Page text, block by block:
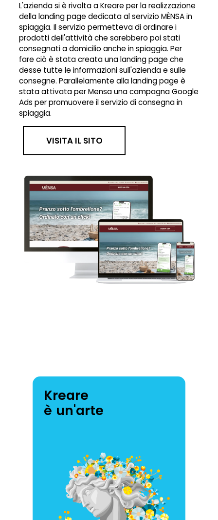
L'azienda si è rivolta a Kreare per la realizzazione
della landing page dedicata al servizio MÈNSA in
spiaggia. Il servizio permetteva di ordinare i
prodotti dell'attività che sarebbero poi stati
consegnati a domicilio anche in spiaggia. Per
fare ciò è stata creata una landing page che
desse tutte le informazioni sull'azienda e sulle
consegne. Parallelamente alla landing page è
stata attivata per Mensa una campagna Google
Ads per promuovere il servizio di consegna in
spiaggia.
VISITA IL SITO
Kreare
è un'arte